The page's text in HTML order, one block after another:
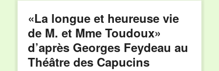
«La longue et heureuse vie
de M. et Mme Toudoux»
d’après Georges Feydeau au
Théâtre des Capucins